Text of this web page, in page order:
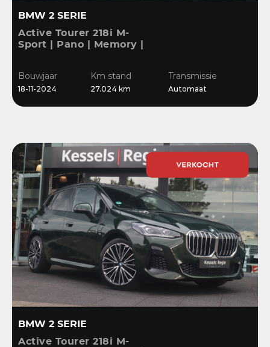
BMW 2 SERIE
Active Tourer 218i M-
Sport | Pano | Memory |
Massage |
Stuur/Stoelverwarming |
Bouwjaar
18-11-2024
Km stand
27.024 km
Transmissie
Automaat
BMW 2 SERIE
Active Tourer 218i M-